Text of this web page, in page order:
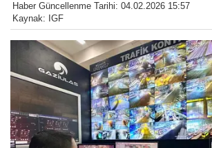
Haber Güncellenme Tarihi: 04.02.2026 15:57
Kaynak: IGF